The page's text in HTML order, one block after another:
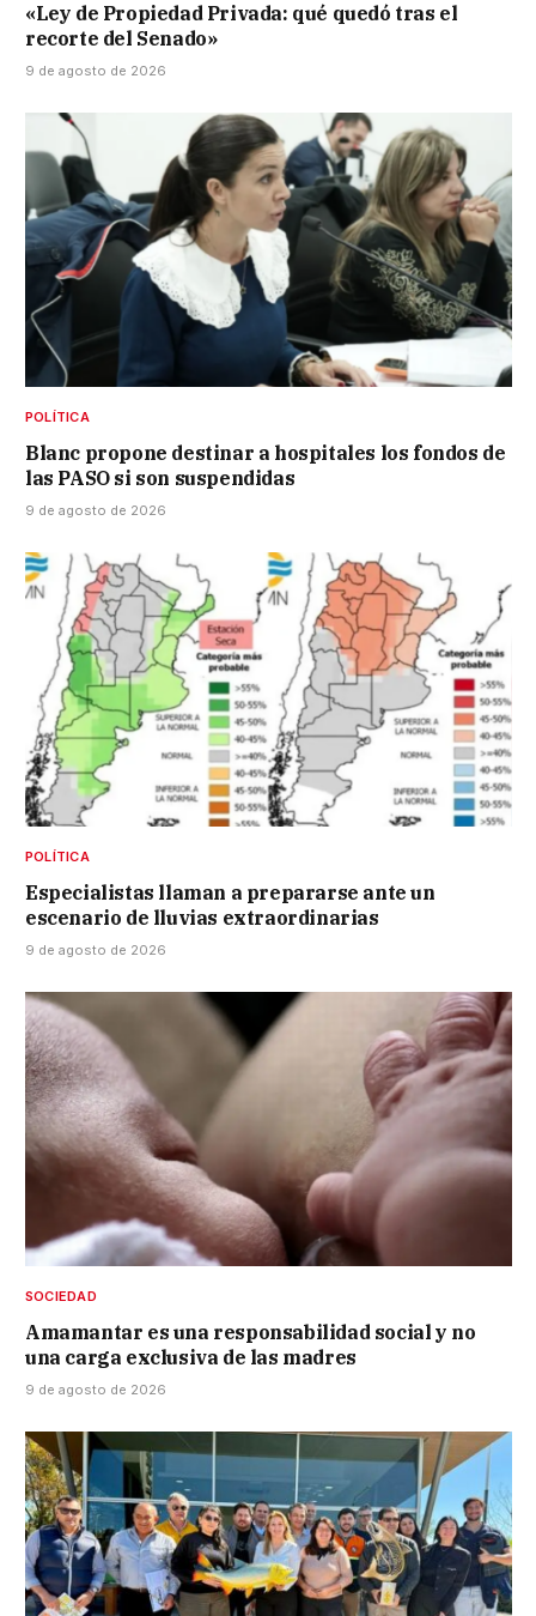
«Ley de Propiedad Privada: qué quedó tras el
recorte del Senado»
9 de agosto de 2026
POLÍTICA
Blanc propone destinar a hospitales los fondos de
las PASO si son suspendidas
9 de agosto de 2026
POLÍTICA
Especialistas llaman a prepararse ante un
escenario de lluvias extraordinarias
9 de agosto de 2026
SOCIEDAD
Amamantar es una responsabilidad social y no
una carga exclusiva de las madres
9 de agosto de 2026